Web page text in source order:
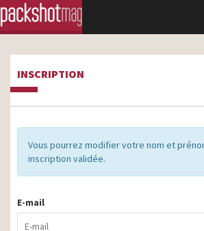
INSCRIPTION
Vous pourrez modifier votre nom et
inscription validée.
E-mail